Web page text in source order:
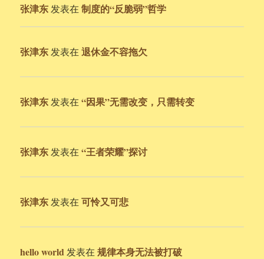
张津东 发表在制度的“反脆弱”哲学
张津东 发表在退休金不容拖欠
张津东 发表在“因果”无需改变，只需转变
张津东 发表在“王者荣耀”探讨
张津东 发表在可怜又可悲
hello world 发表在规律本身无法被打破